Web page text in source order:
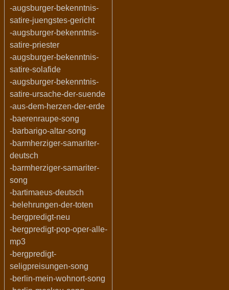
-augsburger-bekenntnis-
satire-juengstes-gericht
-augsburger-bekenntnis-
satire-priester
-augsburger-bekenntnis-
satire-solafide
-augsburger-bekenntnis-
satire-ursache-der-suende
-aus-dem-herzen-der-erde
-baerenraupe-song
-barbarigo-altar-song
-barmherziger-samariter-
deutsch
-barmherziger-samariter-
song
-bartimaeus-deutsch
-belehrungen-der-toten
-bergpredigt-neu
-bergpredigt-pop-oper-alle-
mp3
-bergpredigt-
seligpreisungen-song
-berlin-mein-wohnort-song